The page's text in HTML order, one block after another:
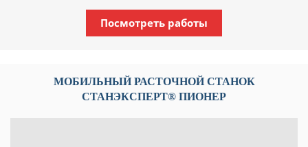
Посмотреть работы
МОБИЛЬНЫЙ РАСТОЧНОЙ СТАНОК
СТАНЭКСПЕРТ® ПИОНЕР